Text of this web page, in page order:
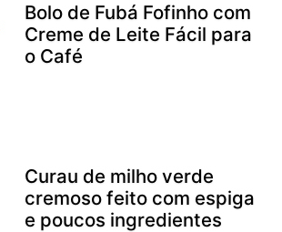
Bolo de Fubá Fofinho com
Creme de Leite Fácil para
o Café
Curau de milho verde
cremoso feito com espiga
e poucos ingredientes